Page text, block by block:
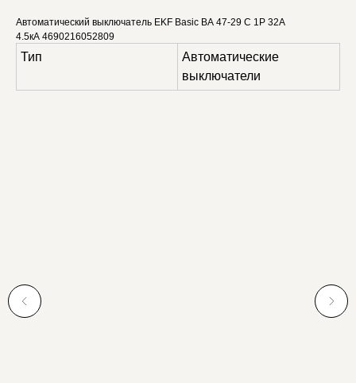
Автоматический выключатель EKF Basic ВА 47-29 C 1P 32А
4.5кА 4690216052809
Тип
Автоматические
выключатели